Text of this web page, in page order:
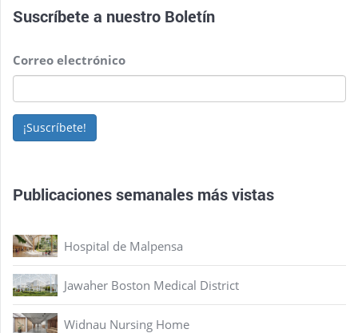
Suscríbete a nuestro Boletín
Correo electrónico
¡Suscríbete!
Publicaciones semanales más vistas
Hospital de Malpensa
Jawaher Boston Medical District
Widnau Nursing Home